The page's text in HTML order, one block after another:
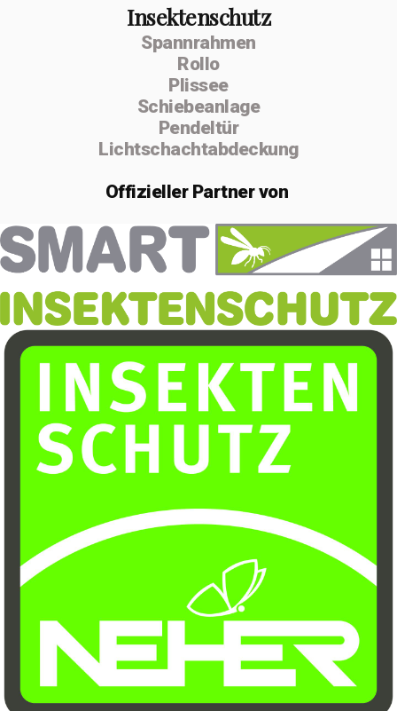
Insektenschutz
Spannrahmen
Rollo
Plissee
Schiebeanlage
Pendeltür
Lichtschachtabdeckung
OffiziellerPartner von